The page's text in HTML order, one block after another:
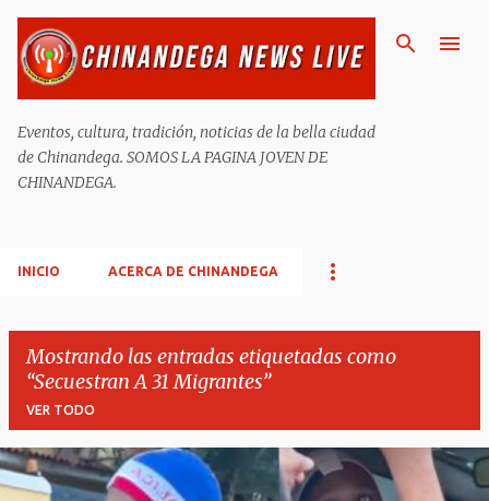
Eventos, cultura, tradición, noticias de la bella ciudad
de Chinandega. SOMOS LA PAGINA JOVEN DE
CHINANDEGA.
INICIO ACERCA DE CHINANDEGA
Mostrando las entradas etiquetadas como
Secuestran A 31 Migrantes
VER TODO
E